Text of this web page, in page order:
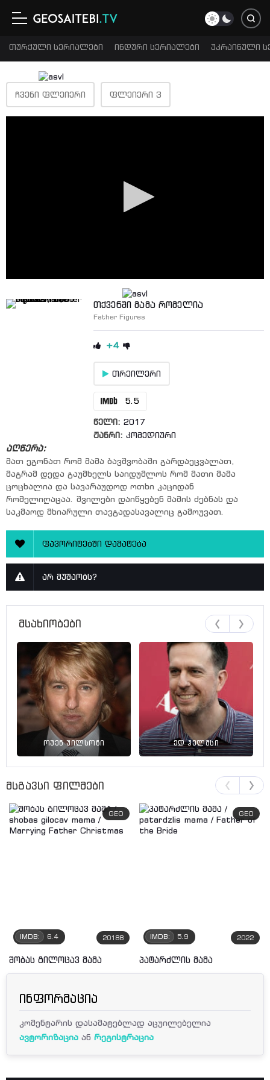
თურქული სერიალები ინდური სერიალები უკრაინული
ᲩᲕᲔᲜᲘ ᲤᲚᲔᲘᲔᲠᲘ ᲤᲚᲔᲘᲔᲠᲘ 3
თქვენში მამა რომელია
Father Figures
+4
თრეილერი
5.5
წელი: 2017
ჟანრი: კომედიური
აღწერა:
მათ ეგონათ რომ მამა ბავშვობაში გარდაეცვალათ,
მაგრამ დედა გაუმხელს საიდუმლოს რომ მათი მამა
ცოცხალია და სავარაუდოდ ოთხი კაციდან
რომელიღაცაა. შვილები დაიწყებენ მამის ძებნას და
საკმაოდ მხიარული თავგადასავალიც გამოუვათ.
ფავორიტებში დამატება
არ მუშაობს?
მსახიობები
ოუენ უილსონი ედ ჰელმსი
მსგავსი ფილმები
GEO
20188
IMDB: 6.4
შობას გილოცავ მამა
GEO
2022
IMDB: 5.9
პატარძლის მამა
ინფორმაცია
კომენტარის დასამატებლად აცუილებელია
ავტორიზაცია ანრეგისტრაცია